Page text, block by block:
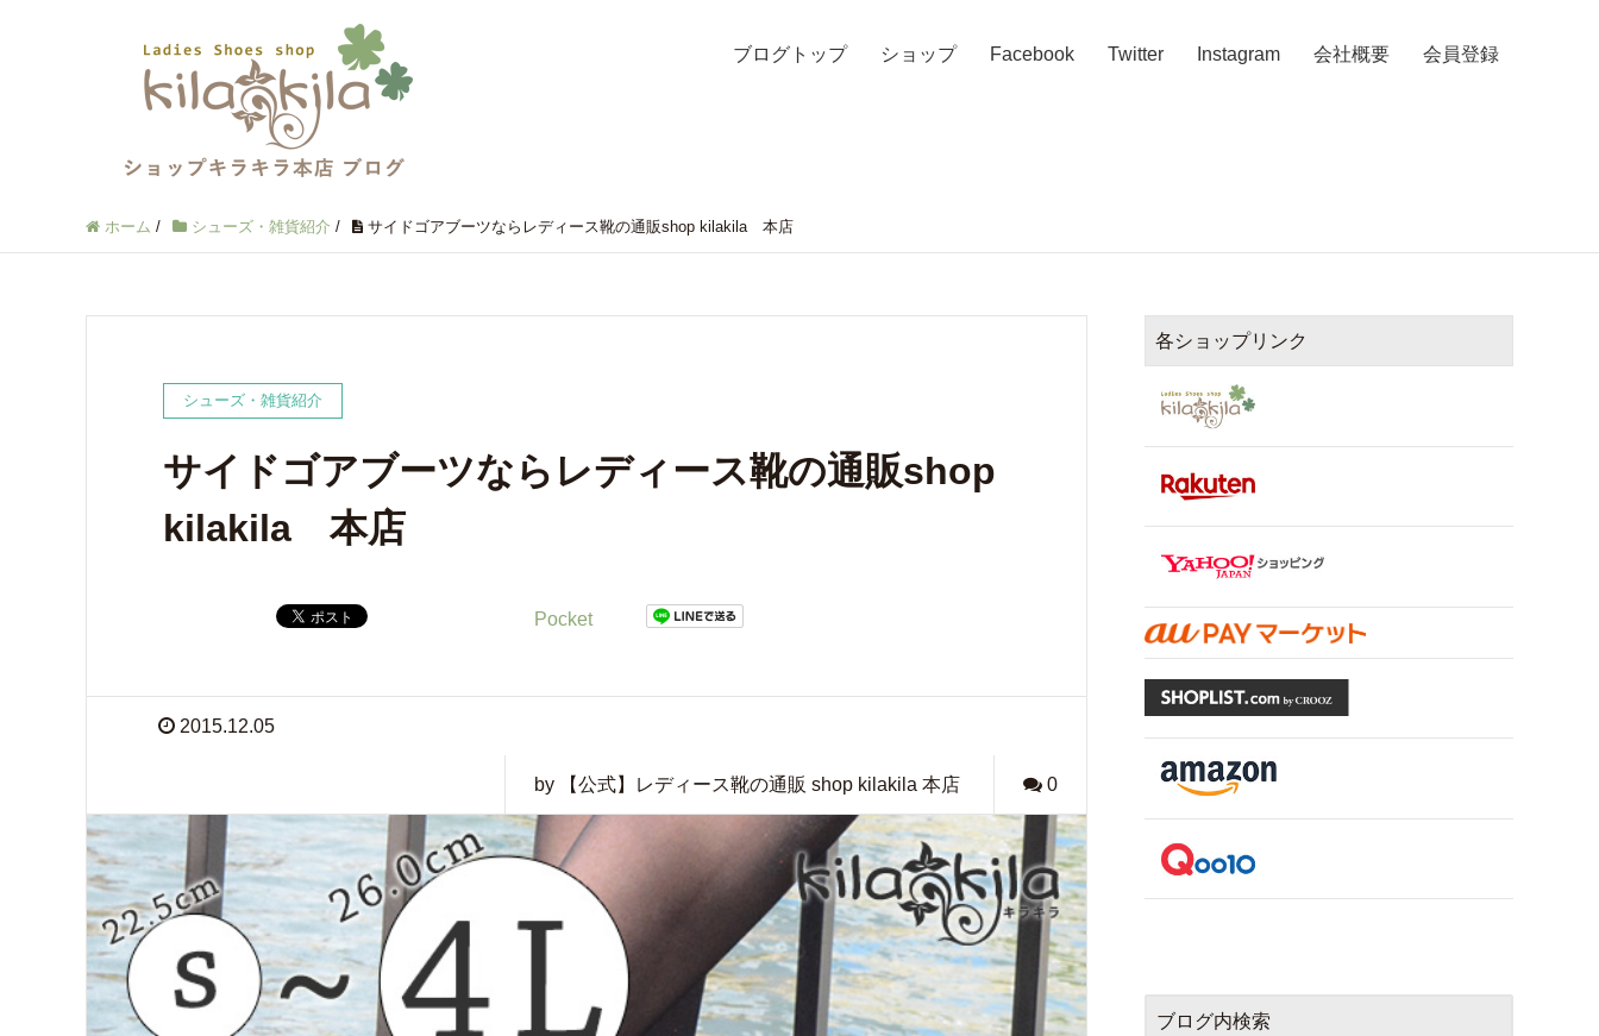
ブログトップ ショップ Facebook Twitter Instagram 会社概要 会員登録
ホーム / シューズ・雑貨紹介 / サイドゴアブーツならレディース靴の通販shop kilakila 本店
シューズ・雑貨紹介
サイドゴアブーツならレディース靴の通販shop
kilakila 本店
Pocket
2015.12.05
by 【公式】レディース靴の通販 shop kilakila 本店 0
各ショップリンク
ブログ内検索